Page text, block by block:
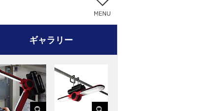
ギャラリー